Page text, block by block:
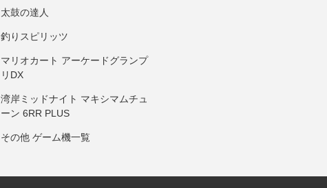
太鼓の達人
釣りスピリッツ
マリオカート アーケードグランプ
リDX
湾岸ミッドナイト マキシマムチュ
ーン 6RR PLUS
その他 ゲーム機一覧